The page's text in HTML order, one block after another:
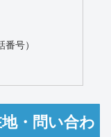
号）
・問い合わ